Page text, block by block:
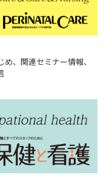
、関連セミナー情報、